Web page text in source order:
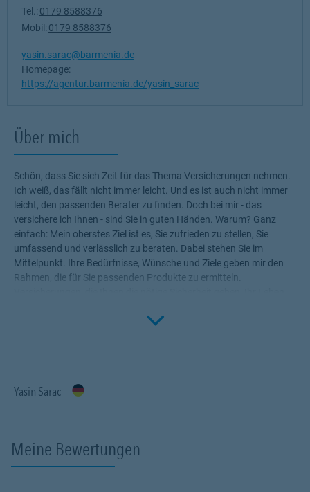
Über mich
Schön, dass Sie sich Zeit für das Thema Versicherungen nehmen.
Ich weiß, das fällt nicht immer leicht. Und es ist auch nicht immer
leicht, den passenden Berater zu finden. Doch bei mir - das
versichere ich Ihnen - sind Sie in guten Händen. Warum? Ganz
einfach: Mein oberstes Ziel ist es, Sie zufrieden zu stellen, Sie
umfassend und verlässlich zu beraten. Dabei stehen Sie im
Mittelpunkt. Ihre Bedürfnisse, Wünsche und Ziele geben mir den
Rahmen, die für Sie passenden Produkte zu ermitteln.
Fachwissen, meiner Begeisterung für alle Fragen rund um das
Click to
Yasin Sarac
Tel.: 0179 8588376
Mobil: 0179 8588376
yasin.sarac@barmenia.de
Homepage:
https://agentur.barmenia.de/yasin_sarac
Meine Bewertungen